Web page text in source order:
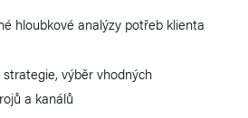
hloubkové analýzy potřeb klienta
výběr vhodných
a kanálů